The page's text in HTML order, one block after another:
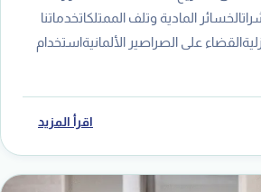
المادية وتلف الممتلكاتخدماتنا
على الصراصير الألمانيةاستخدام
اقرأ المزيد